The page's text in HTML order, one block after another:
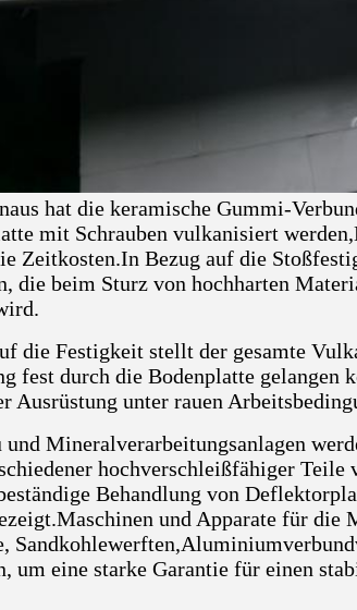
hat die keramische Gummi-
mit Schrauben vulkanisiert
Zeitkosten.In Bezug auf die
die beim Sturz von hochharten
die Festigkeit stellt der gesamte
fest durch die Bodenplatte gelangen
Ausrüstung unter rauen
und Mineralverarbeitungsanlagen
hochverschleißfähiger
Behandlung von
und Apparate für die
um eine starke Garantie für einen